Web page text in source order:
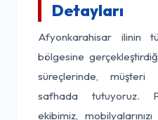
Detayları
Afyonkarahisar ilinin
bölgesine
süreçlerinde,
safhada tutuyoruz.
ekibimiz,